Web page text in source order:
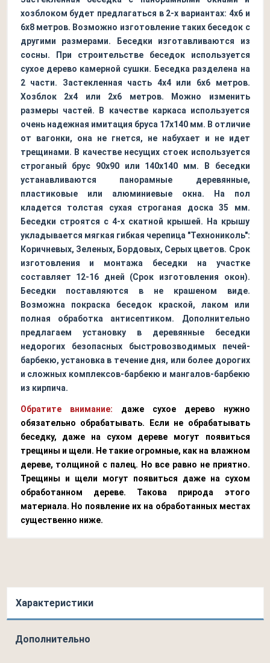
хозблоком будет предлагаться в 2-х вариантах: 4х6 и
6х8 метров. Возможно изготовление таких беседок с
другими размерами. Беседки изготавливаются из
сосны. При строительстве беседок используется
сухое дерево камерной сушки. Беседка разделена на
2 части. Застекленная часть 4х4 или 6х6 метров.
Хозблок 2х4 или 2х6 метров. Можно изменить
размеры частей. В качестве каркаса используется
очень надежная имитация бруса 17х140 мм. В отличие
от вагонки, она не гнется, не набухает и не идет
трещинами. В качестве несущих стоек используется
строганый брус 90х90 или 140х140 мм. В беседки
устанавливаются панорамные деревянные,
пластиковые или алюминиевые окна. На пол
кладется толстая сухая строганая доска 35 мм.
Беседки строятся с 4-х скатной крышей. На крышу
укладывается мягкая гибкая черепица "Технониколь":
Коричневых, Зеленых, Бордовых, Серых цветов. Срок
изготовления и монтажа беседки на участке
составляет 12-16 дней (Срок изготовления окон).
Беседки поставляются в не крашеном виде.
Возможна покраска беседок краской, лаком или
полная обработка антисептиком. Дополнительно
предлагаем установку в деревянные беседки
недорогих безопасных быстровозводимых печей-
барбекю, установка в течение дня, или более дорогих
и сложных комплексов-барбекю и мангалов-барбекю
из кирпича.
Обратите внимание:
даже сухое дерево нужно
обязательно обрабатывать. Если не обрабатывать
беседку, даже на сухом дереве могут появиться
трещины и щели. Не такие огромные, как на влажном
дереве, толщиной с палец. Но все равно не приятно.
Трещины и щели могут появиться даже на сухом
обработанном дереве. Такова природа этого
материала. Но появление их на обработанных местах
существенно ниже.
Характеристики
Дополнительно